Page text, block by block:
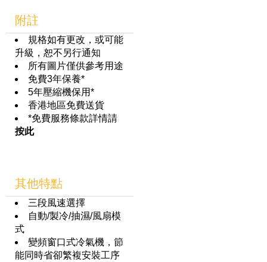
附註
規格如有更改，或可能
升級，恕不另行通知
所有圖片僅供參考用途
免費3年保養*
5年壓縮機保用*
香港地區免費送貨
*免費服務條款詳情請
按此
其他特點
三段風速選擇
自動/製冷/抽濕/風扇模
式
變頻窗口式冷氣機，節
能同時省卻繁複安裝工序